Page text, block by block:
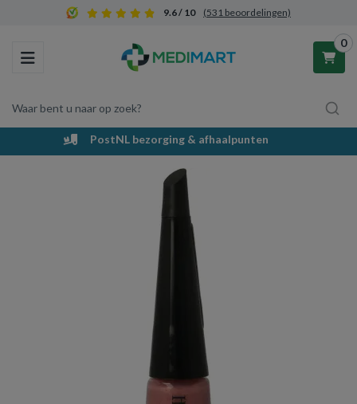
9.6 / 10 (531 beoordelingen)
Toggle navigation
Waar bent u naar op zoek?
0
Winkelwagen
Uw winkelwagen is leeg.
Vul hem met producten.
Voordelig en groot assortiment